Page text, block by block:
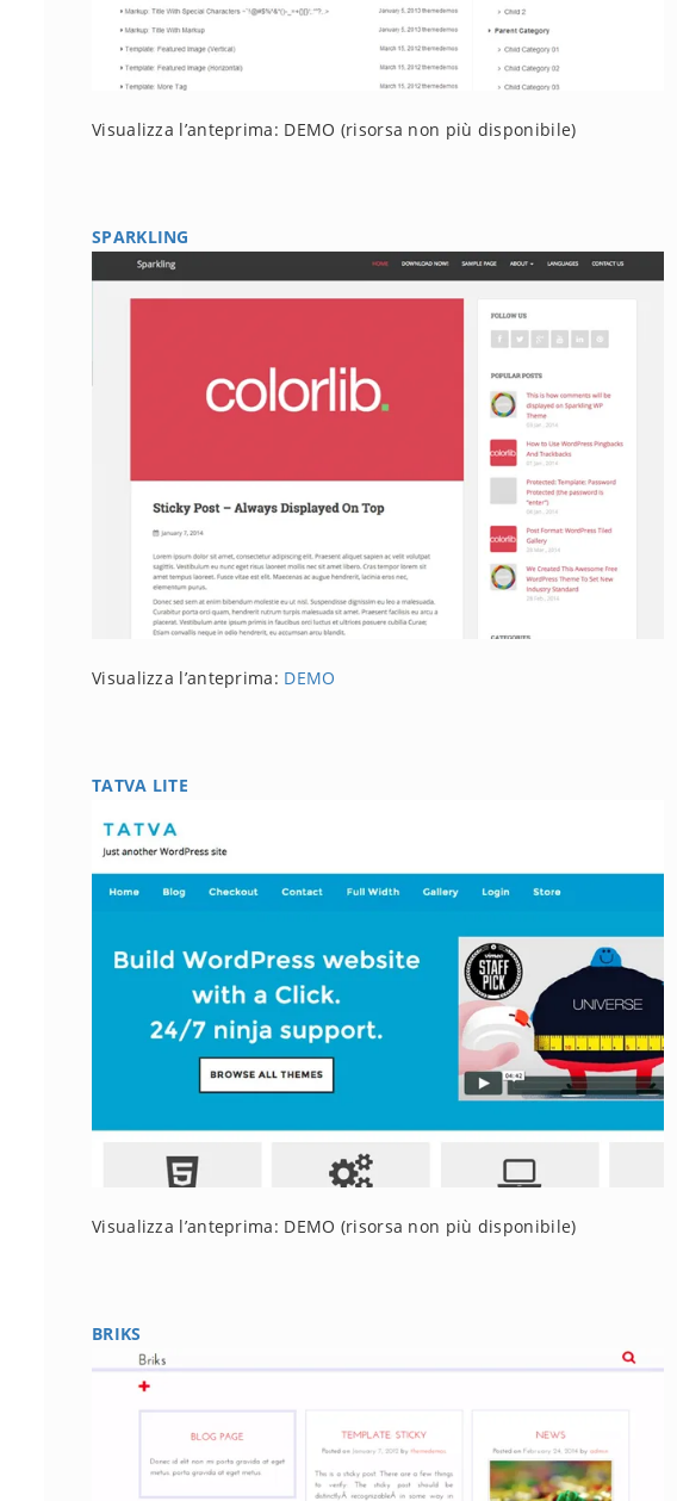
Visualizza l’anteprima: DEMO (risorsa non più disponibile)
SPARKLING
Visualizza l’anteprima: DEMO
TATVA LITE
Visualizza l’anteprima: DEMO (risorsa non più disponibile)
BRIKS